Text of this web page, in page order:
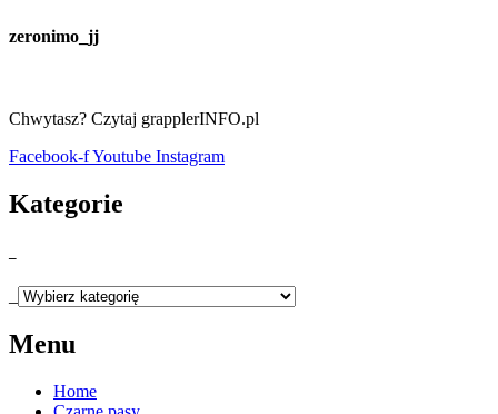
zeronimo_jj
Chwytasz? Czytaj grapplerINFO.pl
Facebook-fYoutube Instagram
Kategorie
Menu
Home